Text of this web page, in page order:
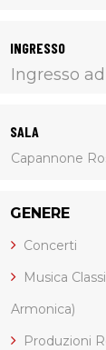
INGRESSO
Ingresso
SALA
Capannone
GENERE
Concerti
Musica
Armonica)
Produzioni